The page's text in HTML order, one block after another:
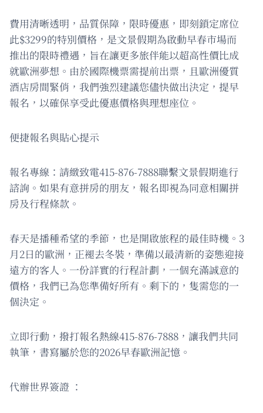
費用清晰透明，品質保障，限時優惠，即刻鎖定席位
此$3299的特別價格，是文景假期為啟動早春市場而
推出的限時禮遇，旨在讓更多旅伴能以超高性價比成
就歐洲夢想。由於國際機票需提前出票，且歐洲優質
酒店房間緊俏，我們強烈建議您儘快做出決定，提早
報名，以確保享受此優惠價格與理想座位。
便捷報名與貼心提示
報名專線：請緻致電415-876-7888聯繫文景假期進行
諮詢。如果有意拼房的朋友，報名即視為同意相關拼
房及行程條款。
春天是播種希望的季節，也是開啟旅程的最佳時機。3
月2日的歐洲，正褪去冬裝，準備以最清新的姿態迎接
遠方的客人。一份詳實的行程計劃，一個充滿誠意的
價格，我們已為您準備好所有。剩下的，隻需您的一
個決定。
立即行動，撥打報名熱線415-876-7888，讓我們共同
執筆，書寫屬於您的2026早春歐洲記憶。
代辦世界簽證 ：